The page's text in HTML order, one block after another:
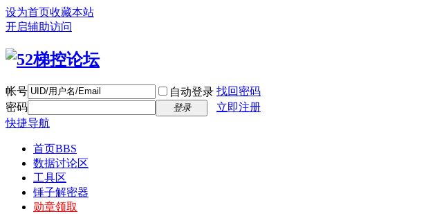
设为首页收藏本站
开启辅助访问
帐号 自动登录 找回密码
密码
登录
立即注册
快捷导航
首页BBS
数据讨论区
工具区
锤子解密器
勋章领取